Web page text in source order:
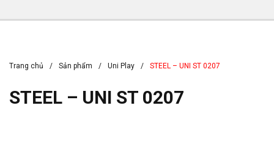
Trang chủ Sản phẩm Uni Play STEEL – UNI ST 0207
STEEL – UNI ST 0207